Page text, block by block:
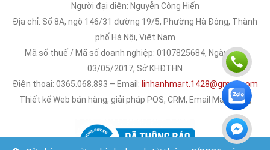
Người đại diện: Nguyễn Công Hiến
Địa chỉ: Số 8A, ngõ 146/31 đường 19/5, Phường Hà Đông, Thành
phố Hà Nội, Việt Nam
Mã số thuế / Mã số doanh nghiệp: 0107825684, Ngày cấp:
03/05/2017, Sở KHĐTHN
Điện thoại: 0365.068.893 – Email: linhanhmart.1428@gmail.com
Thiết kế Web bán hàng, giải pháp POS, CRM, Email Marketing